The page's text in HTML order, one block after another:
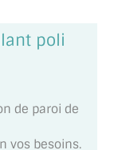
poli
de paroi de
vos besoins.